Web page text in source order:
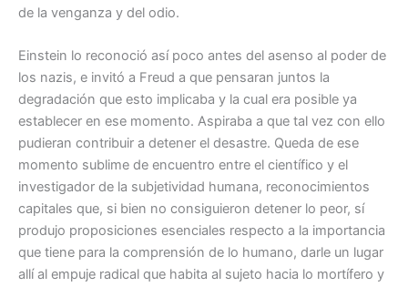
de la venganza y del odio.
Einstein lo reconoció así poco antes del asenso al poder de
los nazis, e invitó a Freud a que pensaran juntos la
degradación que esto implicaba y la cual era posible ya
establecer en ese momento. Aspiraba a que tal vez con ello
pudieran contribuir a detener el desastre. Queda de ese
momento sublime de encuentro entre el científico y el
investigador de la subjetividad humana, reconocimientos
capitales que, si bien no consiguieron detener lo peor, sí
produjo proposiciones esenciales respecto a la importancia
que tiene para la comprensión de lo humano, darle un lugar
allí al empuje radical que habita al sujeto hacia lo mortífero y